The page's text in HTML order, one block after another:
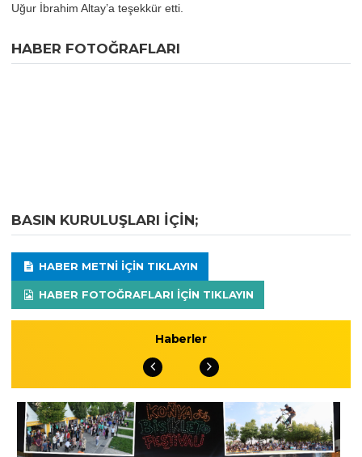
Uğur İbrahim Altay’a teşekkür etti.
HABER FOTOĞRAFLARI
BASIN KURULUŞLARI IÇIN;
HABER METNI IÇIN TIKLAYIN
HABER FOTOĞRAFLARI IÇIN TIKLAYIN
Haberler